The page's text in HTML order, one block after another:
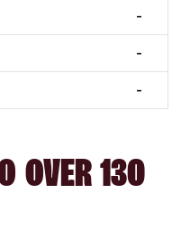
-
-
-
OVER 130